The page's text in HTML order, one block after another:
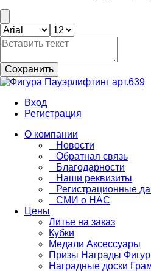
Сохранить
Вход
Регистрация
О компании
Новости
Обратная связь
Благодарности
Наши реквизиты
Регистрационные
СМИ о НАС
Цены
Литье на заказ
Кубки
Медали Аксессуары
Призы Награды
Наградные доски